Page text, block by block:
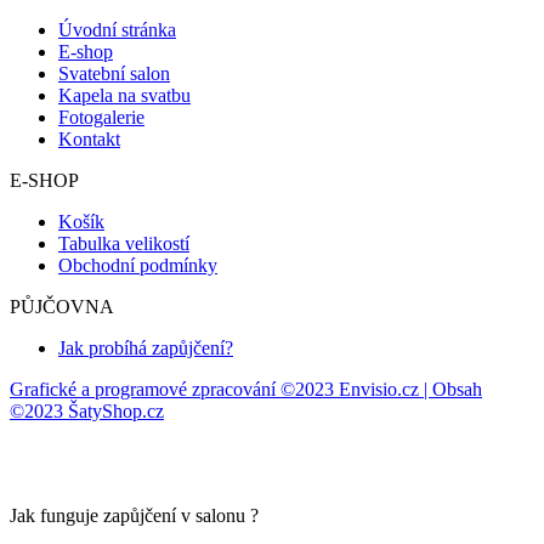
Úvodní stránka
E-shop
Svatební salon
Kapela na svatbu
Fotogalerie
Kontakt
E-SHOP
Košík
Tabulka velikostí
Obchodní podmínky
PŮJČOVNA
Jak probíhá zapůjčení?
Grafické a programové zpracování ©2023 Envisio.cz | Obsah
©2023 ŠatyShop.cz
Jak funguje zapůjčení v salonu ?